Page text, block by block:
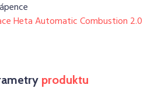
Heta Automatic Combustion 2.0
produktu